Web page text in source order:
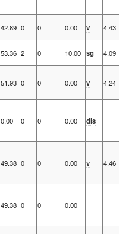
42.89 0 0 0.00 v
4.43
53.36 2 0 10.00 sg
4.09
51.93 0 0 0.00 v 4.24
0.00 0 0 0.00 dis
49.38 0 0 0.00 v 4.46
49.38 0 0 0.00